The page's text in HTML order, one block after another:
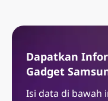
Dapatkan
Gadget
Isi data di bawah